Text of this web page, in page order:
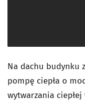
Na dachu budynku
pompę ciepła o
wytwarzania